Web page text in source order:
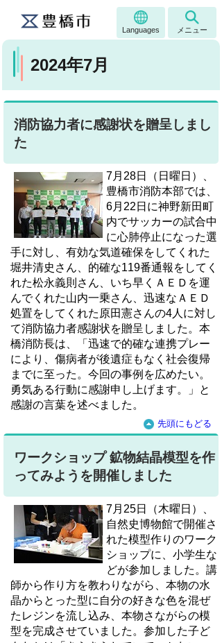
Languages メニュー
2024年7月
消防協力者に感謝状を贈呈しまし
た
7月28日（日曜日）、
豊橋市消防本部では、
6月22日に神野新田町
内でサッカーの試合中
に心肺停止になった選
手に対し、有効な気道確保をしてくれた
堀井清史さん、的確な119番通報をしてく
れた松永義則さん、いち早くＡＥＤを運
んでくれた山内一乗さん、迅速なＡＥＤ
処置をしてくれた原田憲さんの4人に対し
て消防協力者感謝状を贈呈しました。本
橋消防長は、「迅速で的確な連携プレー
により、傷病者が後遺症もなく社会復帰
までに至った。今回の事例を広めたい。
勇気ある行動に感謝申し上げます。」と
感謝の言葉を述べました。
先頭にもどる
ワークショップ 鉱物結晶模型を作
ってみようを開催しました
7月25日（木曜日）、
自然史博物館で開催さ
れた模型作りのワーク
ショップに、小学生な
どが参加しました。講
師から作り方を教わりながら、本物の水
晶からとった型に自分の好きな色を混ぜ
たレジンを流し込み、本物さながらの模
型を完成させていました。参加した子ど